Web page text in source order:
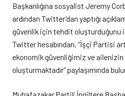
Başkanlığına sosyalist Jeremy
ardından Twitter’dan yaptığı
güvenlik için tehdit oluşturduğunu
Twitter hesabından, “İşçi Partisi
ekonomik güvenliğimiz ve
oluşturmaktadır” paylaşımında